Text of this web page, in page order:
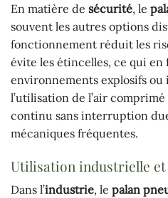
En matière de sécurité, le
souvent les autres options
fonctionnement réduit les
évite les étincelles, ce qui
environnements explosifs ou
l’utilisation de l’air
continu sans interruption
mécaniques fréquentes.
Utilisation industrielle
Dans l’industrie, le palan